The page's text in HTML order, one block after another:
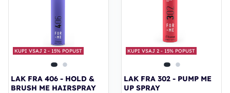
KUPI VSAJ 2 - 15% POPUST
LAK FRA 406 - HOLD &
BRUSH ME HAIRSPRAY
KUPI VSAJ 2 - 15% POPUST
LAK FRA 302 - PUMP ME
UP SPRAY